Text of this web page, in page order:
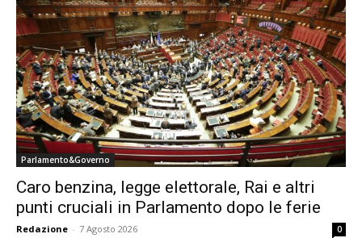
Parlamento&Governo
Caro benzina, legge elettorale, Rai e altri
punti cruciali in Parlamento dopo le ferie
Redazione - 7 Agosto 2026 0